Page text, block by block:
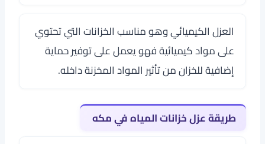
العزل الكيميائي وهو مناسب الخزانات التي تحتوي
على مواد كيميائية فهو يعمل على توفير حماية
إضافية للخزان من تأثير المواد المخزنة داخله.
طريقة عزل خزانات المياه في مكه